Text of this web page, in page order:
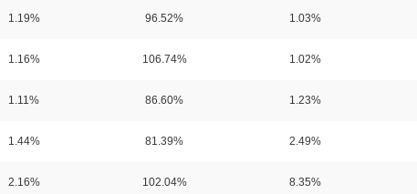
1.19% 96.52% 1.03%
1.16% 106.74% 1.02%
1.11% 86.60% 1.23%
1.44% 81.39% 2.49%
2.16% 102.04% 8.35%